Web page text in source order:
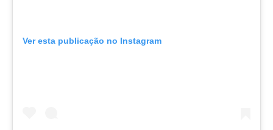
Ver esta publicação no Instagram